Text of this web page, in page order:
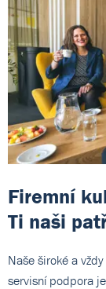
Firemní
Ti naši
Naše široké a
servisní podpora